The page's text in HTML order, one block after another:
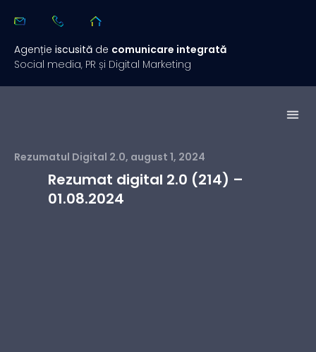
Agenție iscusită de comunicare integrată
Social media, PR și Digital Marketing
Rezumatul Digital 2.0, august 1, 2024
Rezumat digital 2.0 (214) –
01.08.2024